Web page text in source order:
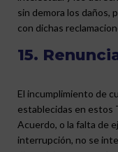
sin demora los daños,
con dichas
15.
El incumplimiento de
establecidas en estos
Acuerdo, o la falta de
interrupción, no se